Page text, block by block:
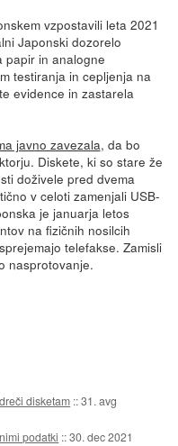
vzpostavili leta 2021
Japonski dozorelo
papir in analogne
testiranja in cepljenja na
evidence in zastarela
javno zavezala, da bo
Diskete, ki so stare že
doživele pred dvema
v celoti zamenjali USB-
je januarja letos
na fizičnih nosilcih
telefakse. Zamisli
nasprotovanje.
disketam ::31. avg
podatki ::30. dec 2021